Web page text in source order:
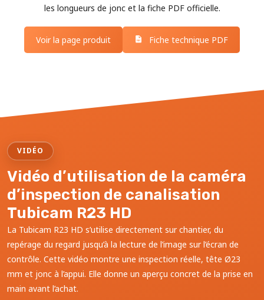
les longueurs de jonc et la fiche PDF officielle.
Voir la page produit Fiche technique PDF
VIDÉO
Vidéo d’utilisation de la caméra
d’inspection de canalisation
Tubicam R23 HD
La Tubicam R23 HD s’utilise directement sur chantier, du
repérage du regard jusqu’à la lecture de l’image sur l’écran de
contrôle. Cette vidéo montre une inspection réelle, tête Ø23
mm et jonc à l’appui. Elle donne un aperçu concret de la prise en
main avant l’achat.